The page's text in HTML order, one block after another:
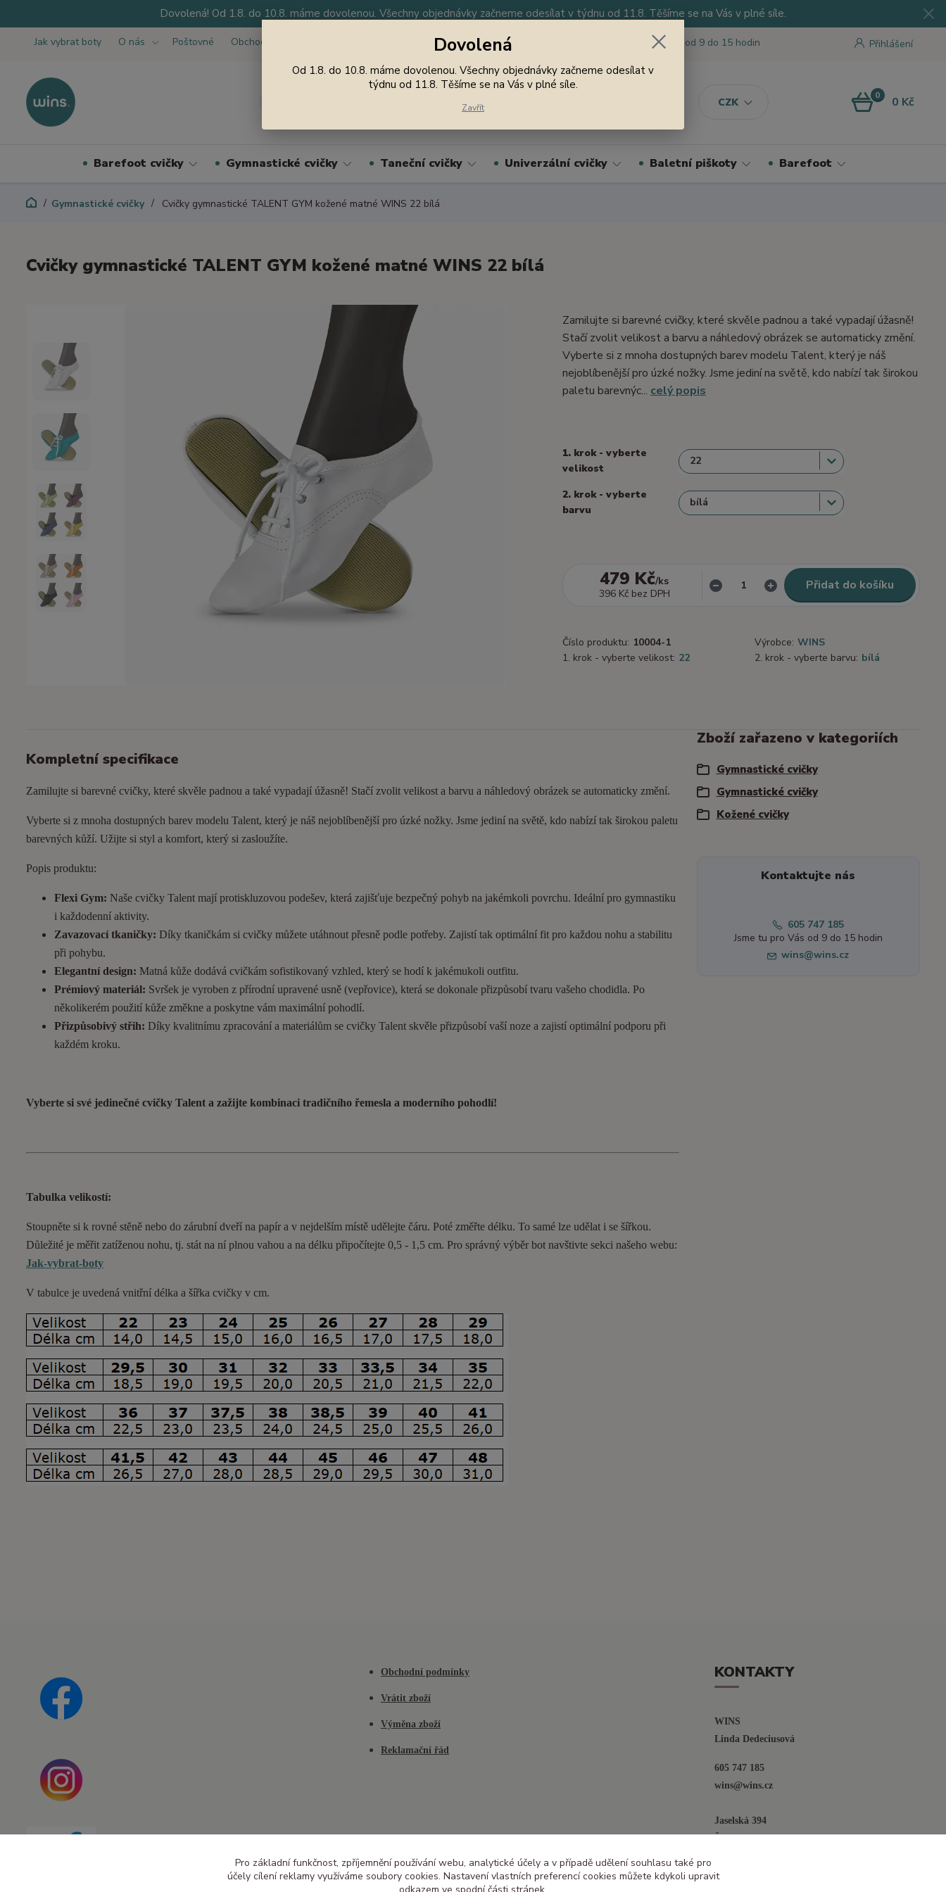
Dovolená! Od 1.8. do 10.8. máme dovolenou. Všechny objednávky začneme odesílat v týdnu od 11.8. Těšíme se na Vás v plné síle.
Jak vybrat boty O nás Poštovné Obchodní podmínky
CZK
Přihlášení
Nevíte si rady? Zavolejte. Jsme tu pro Vás od 9 do 15 hodin
0 0 Kč
Barefoot cvičky Gymnastické cvičky Taneční cvičky Univerzální cvičky Baletní piškoty Barefoot
Gymnastické cvičky Cvičky gymnastické TALENT GYM kožené matné WINS 22 bílá
Cvičky gymnastické TALENT GYM kožené matné WINS 22 bílá
Zamilujte si barevné cvičky, které skvěle padnou a také vypadají úžasně!
Stačí zvolit velikost a barvu a náhledový obrázek se automaticky změní.
Vyberte si z mnoha dostupných barev modelu Talent, který je náš
nejoblíbenější pro úzké nožky. Jsme jediní na světě, kdo nabízí tak širokou
paletu barevnýc... celý popis
1. krok - vyberte
velikost
2. krok - vyberte
barvu
479 Kč/ks
396 Kč bez DPH
Přidat do košíku
Číslo produktu: 10004-1 Výrobce: WINS
1. krok - vyberte velikost: 22 2. krok - vyberte barvu: bílá
Kompletní specifikace
Zamilujte si barevné cvičky, které skvěle padnou a také vypadají úžasně! Stačí zvolit velikost a barvu a náhledový obrázek se automaticky změní.
Vyberte si z mnoha dostupných barev modelu Talent, který je náš nejoblíbenější pro úzké nožky. Jsme jediní na světě, kdo nabízí tak širokou paletu
barevných kůží. Užijte si styl a komfort, který si zasloužíte.
Popis produktu:
Flexi Gym: Naše cvičky Talent mají protiskluzovou podešev, která zajišťuje bezpečný pohyb na jakémkoli povrchu. Ideální pro gymnastiku
i každodenní aktivity.
Zavazovací tkaničky: Díky tkaničkám si cvičky můžete utáhnout přesně podle potřeby. Zajistí tak optimální fit pro každou nohu a stabilitu
při pohybu.
Elegantní design: Matná kůže dodává cvičkám sofistikovaný vzhled, který se hodí k jakémukoli outfitu.
Prémiový materiál: Svršek je vyroben z přírodní upravené usně (vepřovice), která se dokonale přizpůsobí tvaru vašeho chodidla. Po
několikerém použití kůže změkne a poskytne vám maximální pohodlí.
Přizpůsobivý střih: Díky kvalitnímu zpracování a materiálům se cvičky Talent skvěle přizpůsobí vaší noze a zajistí optimální podporu při
každém kroku.
Vyberte si své jedinečné cvičky Talent a zažijte kombinaci tradičního řemesla a moderního pohodlí!
Tabulka velikostí:
Stoupněte si k rovné stěně nebo do zárubní dveří na papír a v nejdelším místě udělejte čáru. Poté změřte délku. To samé lze udělat i se šířkou.
Důležité je měřit zatíženou nohu, tj. stát na ní plnou vahou a na délku připočítejte 0,5 - 1,5 cm. Pro správný výběr bot navštivte sekci našeho webu:
Jak-vybrat-boty
V tabulce je uvedená vnitřní délka a šířka cvičky v cm.
Zboží zařazeno v kategoriích
Gymnastické cvičky
Gymnastické cvičky
Kožené cvičky
Kontaktujte nás
605 747 185
Jsme tu pro Vás od 9 do 15 hodin
wins@wins.cz
Obchodní podmínky
Vrátit zboží
Výměna zboží
Reklamační řád
KONTAKTY
WINS
Linda Dedeciusová
605 747 185
wins@wins.cz
Jaselská 394
Šenov u N. Jičína
Dovolená
Od 1.8. do 10.8. máme dovolenou. Všechny objednávky začneme odesílat v
týdnu od 11.8. Těšíme se na Vás v plné síle.
Zavřít
Pro základní funkčnost, zpříjemnění používání webu, analytické účely a v případě udělení souhlasu také pro
účely cílení reklamy využíváme soubory cookies. Nastavení vlastních preferencí cookies můžete kdykoli upravit